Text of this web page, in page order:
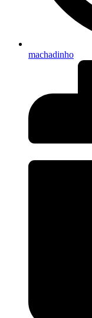
machadinho